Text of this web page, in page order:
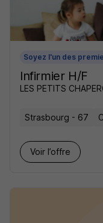
Soyez l'un des
Infirmier H/F
LES PETITS
Strasbourg - 67
Voir l’offre